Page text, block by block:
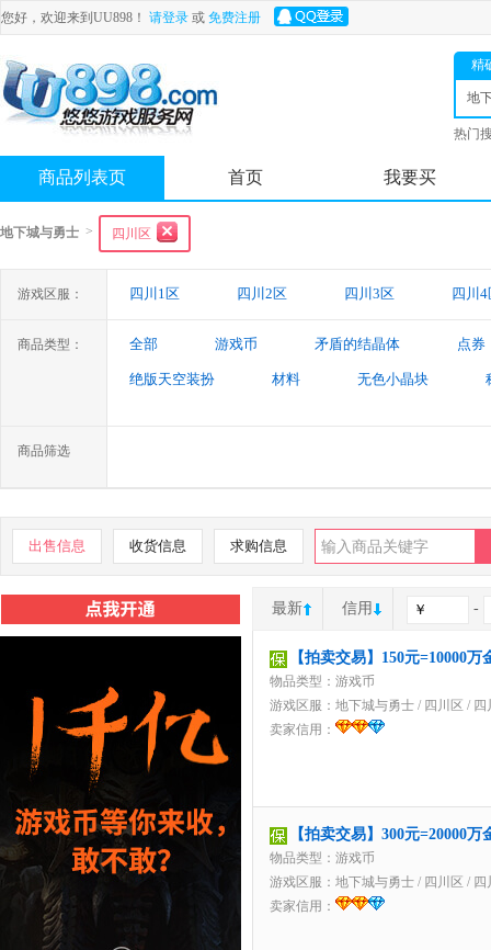
您好，欢迎来到UU898！ 请登录 或 免费注册
精
地
士
热门
商品列表页 首页 我要买
地下城与勇士 > 四川区
游戏区服： 四川1区 四川2区 四川3区 四川4
商品类型： 全部 游戏币 矛盾的结晶体 点券
绝版天空装扮 材料 无色小晶块
商品筛选
出售信息 收货信息 求购信息
最新 信用 -
【拍卖交易】150元=10000
物品类型：游戏币
游戏区服： 地下城与勇士 / 四川区 / 四
卖家信用：
【拍卖交易】300元=20000
物品类型：游戏币
游戏区服： 地下城与勇士 / 四川区 / 四
卖家信用：